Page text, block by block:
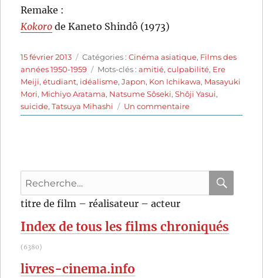
Remake :
Kokoro de Kaneto Shindô (1973)
Publié
le
15 février 2013 Catégories
Catégories :Cinéma asiatique, Films des
années 1950-1959
Étiquettes
Mots-clés :amitié,culpabilité, Ere
Meiji,étudiant, idéalisme,Japon, Kon Ichikawa, Masayuki
Mori, Michiyo Aratama, Natsume Sôseki,Shôji Yasui,
suicide,Tatsuya Mihashi Un commentairesur
Kokoro
Recherche
pour
titre de film – réalisateur – acteur
Index de tous les films chroniqués
(6380)
livres-cinema.info